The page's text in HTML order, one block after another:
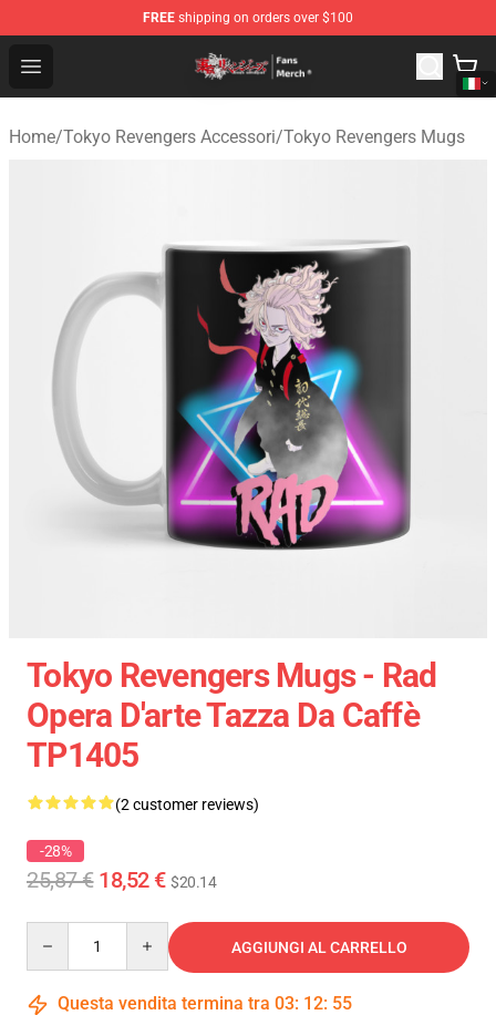
FREE shipping on orders over $100
Open menu
Tokyo Revengers Store - Official Tokyo Revengers
Home/Tokyo Revengers Accessori/Tokyo Revengers Mugs
Tokyo Revengers Mugs - Rad
Opera D'arte Tazza Da Caffè
TP1405
(2 customer reviews)
-28%
25,87 € 18,52 € $20.14
AGGIUNGI AL CARRELLO
Questa vendita termina tra 03: 12: 54